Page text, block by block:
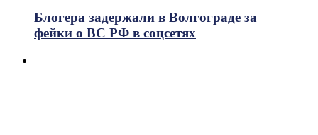
Блогера задержали в Волгограде за
фейки о ВС РФ в соцсетях